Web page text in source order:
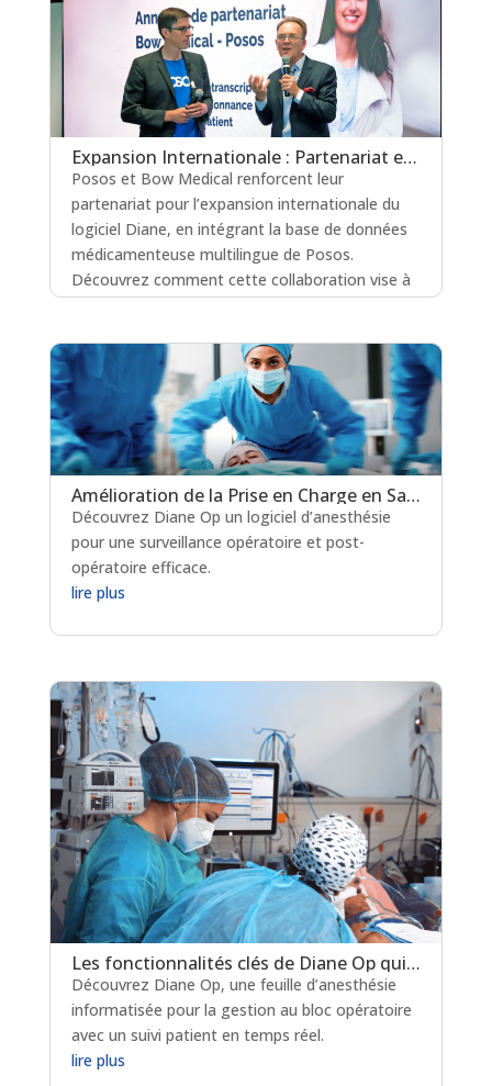
Expansion Internationale : Partenariat entre Posos et Bow Medical pour Intégrer la Base de Données Médicamenteuse Multilingue à Diane
Posos et Bow Medical renforcent leur
partenariat pour l’expansion internationale du
logiciel Diane, en intégrant la base de données
médicamenteuse multilingue de Posos.
Découvrez comment cette collaboration vise à
améliorer la sécurité des soins critiques à
lire plus
Amélioration de la Prise en Charge en Salle de Réveil : Le Rôle Clé de Diane Op
Découvrez Diane Op un logiciel d’anesthésie
pour une surveillance opératoire et post-
opératoire efficace.
lire plus
Les fonctionnalités clés de Diane Op qui transforment le bloc opératoire
Découvrez Diane Op, une feuille d’anesthésie
informatisée pour la gestion au bloc opératoire
avec un suivi patient en temps réel.
lire plus